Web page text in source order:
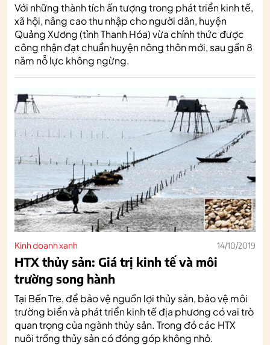
Với những thành tích ấn tượng trong phát triển kinh tế,
xã hội, nâng cao thu nhập cho người dân, huyện
Quảng Xương (tỉnh Thanh Hóa) vừa chính thức được
công nhận đạt chuẩn huyện nông thôn mới, sau gần 8
năm nỗ lực không ngừng.
Kinh doanh xanh 14/10/2019
HTX thủy sản: Giá trị kinh tế và môi
trường song hành
Tại Bến Tre, để bảo vệ nguồn lợi thủy sản, bảo vệ môi
trường biển và phát triển kinh tế địa phương có vai trò
quan trọng của ngành thủy sản. Trong đó các HTX
nuôi trồng thủy sản có đóng góp không nhỏ.